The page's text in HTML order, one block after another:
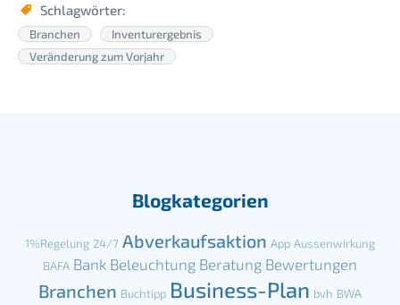
Schlagwörter:
Branchen
Inventurergebnis
Veränderung zum Vorjahr
Blogkategorien
1%Regelung 24/7 Abverkaufsaktion App Aussenwirkung
BAFA Bank Beleuchtung Beratung Bewertungen
Branchen Buchtipp Business-Plan bvh BWA